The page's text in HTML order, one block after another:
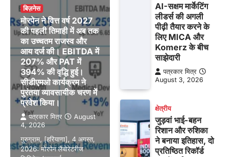
बिज़नेस
मोरपेन ने वित्त वर्ष 2027
की पहली तिमाही में अब तक
का उच्चतम राजस्व और
आय दर्ज की। EBITDA में
207% और PAT में
394% की वृद्धि हुई।
सीडीएमओ कार्यक्रम ने
पुरंतया व्यावसायीक चरण में
प्रवेश किया।
पत्रकार मित्र
August
4, 2026
गुरुग्राम, [हरियाणा], 4 अगस्त,
2026: मोरपेन लैबोरेटरीज
AI-सक्षम मार्केटिंग
लीडर्स की अगली
पीढ़ी तैयार करने के
लिए MICA और
Komerz के बीच
साझेदारी
पत्रकार मित्र
August 3, 2026
क्षेत्रीय
जुड़वां भाई-बहन
रिशान और रुशिका
ने बनाया इतिहास, दो
प्रतिष्ठित रिकॉर्ड